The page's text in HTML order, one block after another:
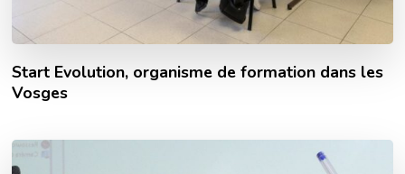
Start Evolution, organisme de formation dans les
Vosges